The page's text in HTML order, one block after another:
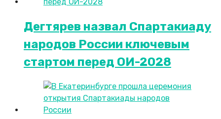
Дегтярев назвал Спартакиаду
народов России ключевым
стартом перед ОИ-2028